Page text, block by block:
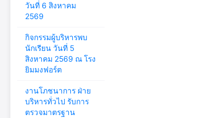
วันที่ 6 สิงหาคม
2569
กิจกรรมผู้บริหารพบ
นักเรียน วันที่ 5
สิงหาคม 2569 ณ โรง
ยิมมงฟอร์ต
งานโภชนาการ ฝ่าย
บริหารทั่วไป รับการ
ตรวจมาตรฐาน